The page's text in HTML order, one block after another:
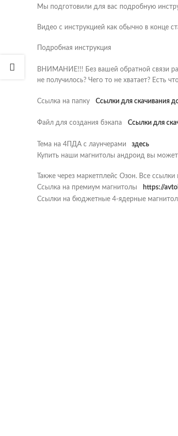
Мы подготовили для вас подробную
Видео с инструкцией как обычно в конце
Подробная инструкция
ВНИМАНИЕ!!! Без вашей обратной связи
не получилось? Чего то не хватает? Есть
Ссылка на папку Ссылки для скачивания
Файл для создания бэкапа Ссылки для
Тема на 4ПДА с лаунчерами
здесь
Купить наши магнитолы андроид вы
Также через маркетплейс Озон. Все ссылки
Ссылка на премиум магнитолы
https://
Ссылки на бюджетные 4-ядерные